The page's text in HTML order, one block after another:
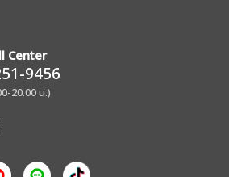
Center
9456
20.00 น.)